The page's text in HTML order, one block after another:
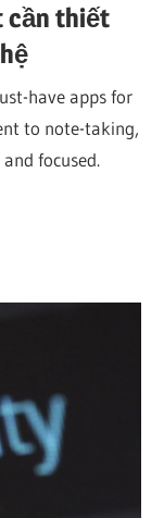
cần thiết
have apps for
to note-taking,
focused.